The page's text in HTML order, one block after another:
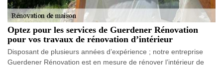
Optez pour les services de Guerdener Rénovation
pour vos travaux de rénovation d’intérieur
Disposant de plusieurs années d’expérience ; notre entreprise
Guerdener Rénovation est en mesure de rénover l’intérieur de